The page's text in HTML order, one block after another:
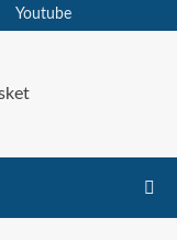
Youtube